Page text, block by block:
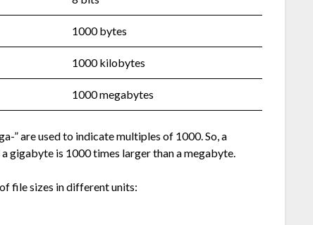
1000 bytes
1000 kilobytes
1000 megabytes
” are used to indicate multiples of 1000. So, a
gigabyte is 1000 times larger than a megabyte.
file sizes in different units: